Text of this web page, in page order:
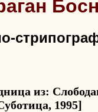
из:
1995]